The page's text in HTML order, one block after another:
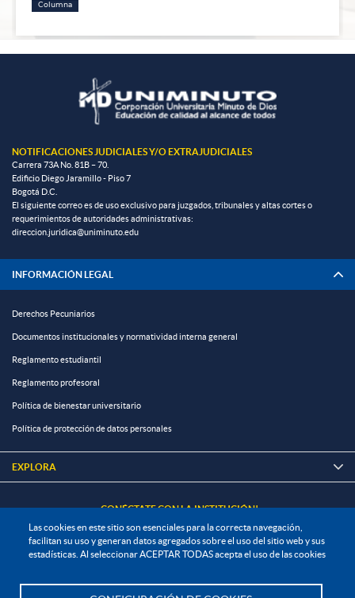
Las cookies en este sitio son esenciales para la correcta navegación,
facilitan su uso y generan datos agregados sobre el uso del sitio web y sus
estadísticas. Al seleccionar ACEPTAR TODAS acepta el uso de las cookies
Columna
NOTIFICACIONES JUDICIALES Y/O EXTRAJUDICIALES
Carrera 73A No. 81B – 70.
Edificio Diego Jaramillo - Piso 7
Bogotá D.C.
El siguiente correo es de uso exclusivo para juzgados, tribunales y altas cortes o
requerimientos de autoridades administrativas:
direccion.juridica@uniminuto.edu
INFORMACIÓN LEGAL
Derechos Pecuniarios
Documentos institucionales y normatividad interna general
Reglamento estudiantil
Reglamento profesoral
Política de bienestar universitario
Política de protección de datos personales
EXPLORA 
¡CONÉCTATE CON LA INSTITUCIÓN!